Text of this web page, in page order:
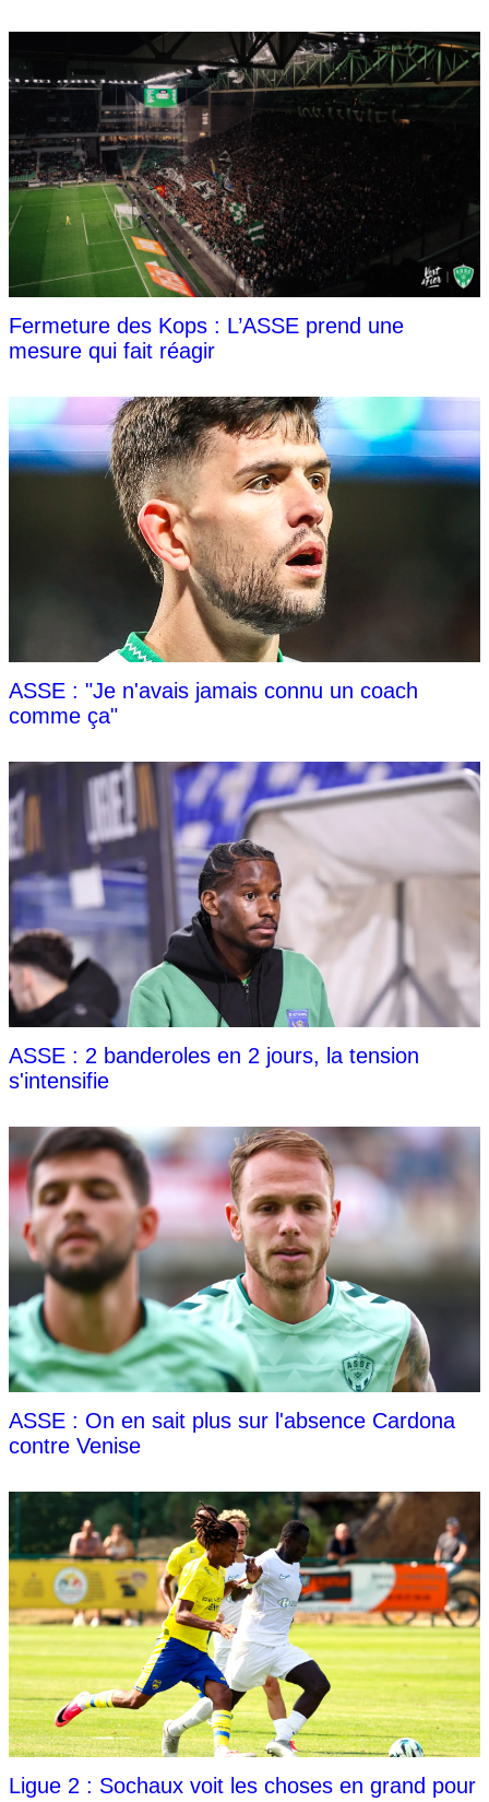
Fermeture des Kops : L’ASSE prend une
mesure qui fait réagir
ASSE : "Je n'avais jamais connu un coach
comme ça"
ASSE : 2 banderoles en 2 jours, la tension
s'intensifie
ASSE : On en sait plus sur l'absence Cardona
contre Venise
Ligue 2 : Sochaux voit les choses en grand pour